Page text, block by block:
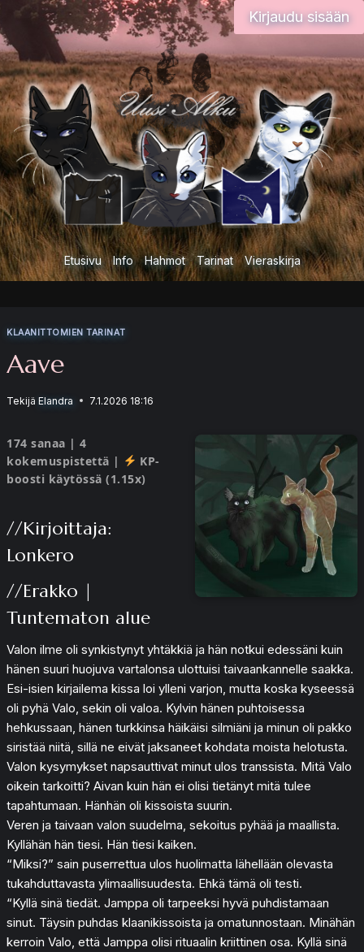
Siirry
sisältöön
Kirjaudu sisään
Etusivu Info Hahmot Tarinat Vieraskirja
KLAANITTOMIEN TARINAT
Aave
Tekijä Elandra 7.1.2026 18:16
174 sanaa | 4
kokemuspistettä |
KP-
boosti käytössä (1.15x)
//Kirjoittaja:
Lonkero
//Erakko |
Tuntematon alue
Valon ilme oli synkistynyt yhtäkkiä ja hän notkui edessäni kuin
hänen suuri huojuva vartalonsa ulottuisi taivaankannelle saakka.
Esi-isien kirjailema kissa loi ylleni varjon, mutta koska kyseessä
oli pyhä Valo, sekin oli valoa. Kylvin hänen puhtoisessa
hehkussaan, hänen turkkinsa häikäisi silmiäni ja minun oli pakko
siristää niitä, sillä ne eivät jaksaneet kohdata moista helotusta.
Valon kysymykset napsauttivat minut ulos transsista. Mitä Valo
oikein tarkoitti? Aivan kuin hän ei olisi tietänyt mitä tulee
tapahtumaan. Hänhän oli kissoista suurin.
Veren ja taivaan valon suudelma, sekoitus pyhää ja maallista.
Kyllähän hän tiesi. Hän tiesi kaiken.
“Miksi?” sain puserrettua ulos huolimatta lähellään olevasta
tukahduttavasta ylimaallisuudesta. Ehkä tämä oli testi.
“Kyllä sinä tiedät. Jamppa oli tarpeeksi hyvä puhdistamaan
sinut. Täysin puhdas klaanikissoista ja omatunnostaan. Minähän
kerroin Valo, että Jamppa olisi rituaalin kriittinen osa. Kyllä sinä